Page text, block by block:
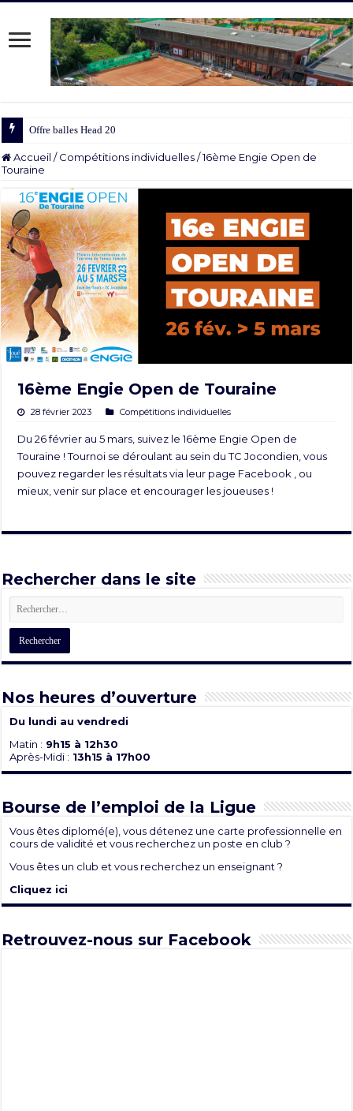
Offre balles Head 2025/2026
Accueil / Compétitions individuelles /16ème Engie Open de
Touraine
16ème Engie Open de Touraine
28 février 2023 Compétitions individuelles
Du 26 février au 5 mars, suivez le 16ème Engie Open de
Touraine ! Tournoi se déroulant au sein du TC Jocondien, vous
pouvez regarder les résultats via leur page Facebook , ou
mieux, venir sur place et encourager les joueuses !
Rechercher dans le site
Nos heures d’ouverture
Du lundi au vendredi
Matin : 9h15 à 12h30
Après-Midi : 13h15 à 17h00
Bourse de l’emploi de la Ligue
Vous êtes diplomé(e), vous détenez une carte professionnelle en
cours de validité et vous recherchez un poste en club ?
Vous êtes un club et vous recherchez un enseignant ?
Cliquez ici
Retrouvez-nous sur Facebook